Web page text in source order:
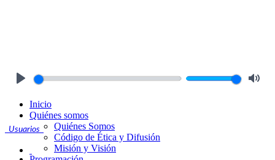
Usuarios
Inicio
Quiénes somos
Quiénes Somos
Código de Ética y Difusión
Misión y Visión